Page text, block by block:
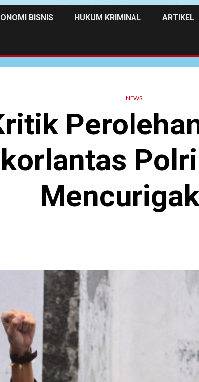
BISNIS HUKUM KRIMINAL ARTIKEL
NEWS